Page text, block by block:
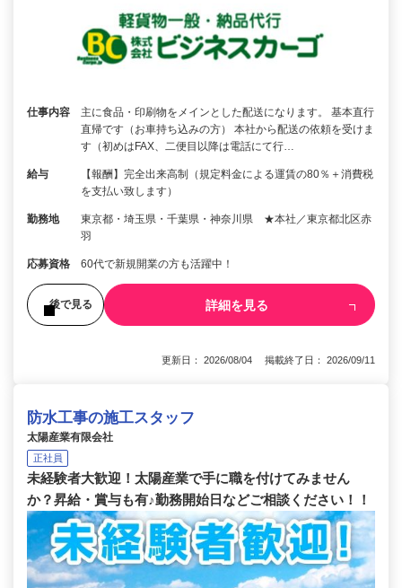
仕事内容
主に食品・印刷物をメインとした配送になります。 基本直行
直帰です（お車持ち込みの方） 本社から配送の依頼を受けま
す（初めはFAX、二便目以降は電話にて行…
給与
【報酬】完全出来高制（規定料金による運賃の80％＋消費税
を支払い致します）
勤務地
東京都・埼玉県・千葉県・神奈川県 ★本社／東京都北区赤
羽
応募資格 60代で新規開業の方も活躍中！
後で見る 詳細を見る
更新日： 2026/08/04 掲載終了日： 2026/09/11
防水工事の施工スタッフ
太陽産業有限会社
正社員
未経験者大歓迎！太陽産業で手に職を付けてみません
か？昇給・賞与も有♪勤務開始日などご相談ください！！